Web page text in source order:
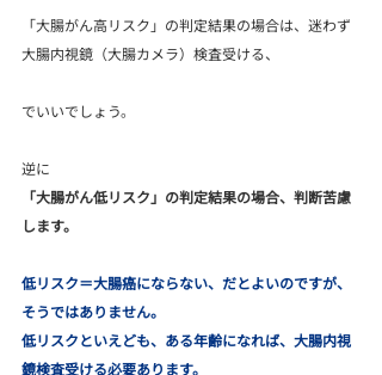
「大腸がん高リスク」の判定結果の場合は、迷わず
大腸内視鏡（大腸カメラ）検査受ける、
でいいでしょう。
逆に
「大腸がん低リスク」の判定結果の場合、判断苦慮
します。
低リスク＝大腸癌にならない、だとよいのですが、
そうではありません。
低リスクといえども、ある年齢になれば、大腸内視
鏡検査受ける必要あります。